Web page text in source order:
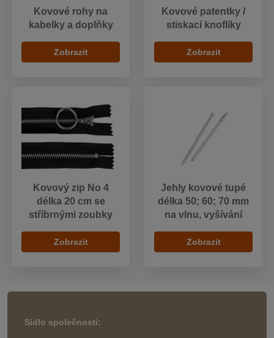
Kovové rohy na
kabelky a doplňky
Zobrazit
Kovové patentky /
stiskací knoflíky
Zobrazit
Kovový zip No 4
délka 20 cm se
stříbrnými zoubky
Zobrazit
Jehly kovové tupé
délka 50; 60; 70 mm
na vlnu, vyšívání
Zobrazit
Sídlo společnosti: